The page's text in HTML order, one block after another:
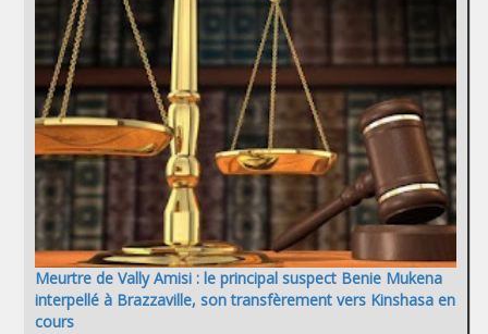
Meurtre de Vally Amisi : le principal suspect Benie Mukena
interpellé à Brazzaville, son transfèrement vers Kinshasa en
cours